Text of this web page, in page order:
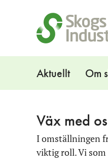
Navigation
Aktuellt Om
Väx med
I omställningen
viktig roll. Vi